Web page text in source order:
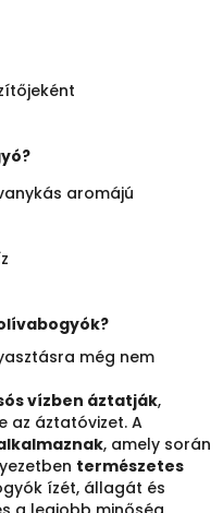
aromájú
még nem
vízben áztatják,
az áztatóvizet. A
, amely során
természetes
ízét, állagát és